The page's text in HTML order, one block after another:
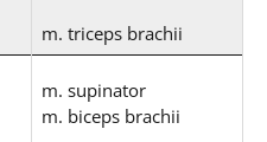
m. triceps brachii
m. supinator
m. biceps brachii